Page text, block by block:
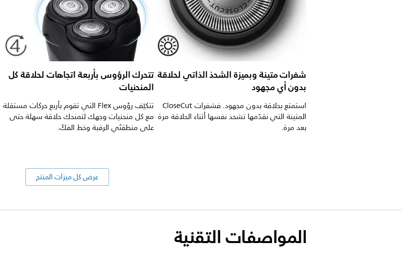
شفرات متينة وبميزة الشحذ الذاتي لحلاقة
بدون أي مجهود
استمتع بحلاقة بدون مجهود. فشفرات CloseCut
المتينة التي نقدّمها تشحذ نفسها أثناء الحلاقة مرة
بعد مرة.
تتحرك الرؤوس بأربعة اتجاهات لحلاقة كل
المنحنيات
تتكيّف رؤوس Flex التي تقوم بأربع حركات مستقلة
مع كل منحنيات وجهك لتمنحك حلاقة سهلة حتى
على منطقتَي الرقبة وخط الفكّ.
عرض كل ميزات المنتج
المواصفات التقنية